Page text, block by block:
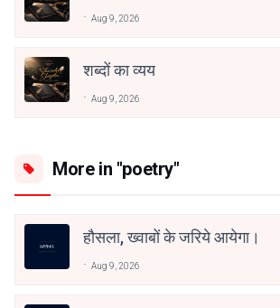
Aug 9, 2026
शब्दों का व्यय
Aug 9, 2026
More in "poetry"
हौसला, ख्वाबों के जरिये आयेगा।
Aug 9, 2026